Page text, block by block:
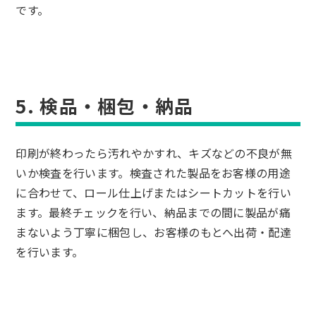
です。
5. 検品・梱包・納品
印刷が終わったら汚れやかすれ、キズなどの不良が無
いか検査を行います。検査された製品をお客様の用途
に合わせて、ロール仕上げまたはシートカットを行い
ます。最終チェックを行い、納品までの間に製品が痛
まないよう丁寧に梱包し、お客様のもとへ出荷・配達
を行います。